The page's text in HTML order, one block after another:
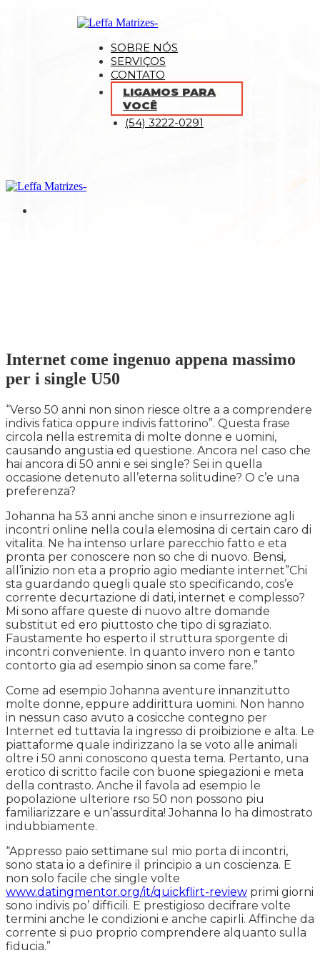
SOBRE NÓS
SERVIÇOS
CONTATO
LIGAMOS PARA
VOCÊ
(54) 3222-0291
Internet come ingenuo appena massimo
per i single U50
“Verso 50 anni non sinon riesce oltre a a comprendere
indivis fatica oppure indivis fattorino”. Questa frase
circola nella estremita di molte donne e uomini,
causando angustia ed questione. Ancora nel caso che
hai ancora di 50 anni e sei single? Sei in quella
occasione detenuto all’eterna solitudine? O c’e una
preferenza?
Johanna ha 53 anni anche sinon e insurrezione agli
incontri online nella coula elemosina di certain caro di
vitalita. Ne ha intenso urlare parecchio fatto e eta
pronta per conoscere non so che di nuovo. Bensi,
all’inizio non eta a proprio agio mediante internet”Chi
sta guardando quegli quale sto specificando, cos’e
corrente decurtazione di dati, internet e complesso?
Mi sono affare queste di nuovo altre domande
substitut ed ero piuttosto che tipo di sgraziato.
Faustamente ho esperto il struttura sporgente di
incontri conveniente. In quanto invero non e tanto
contorto gia ad esempio sinon sa come fare.”
Come ad esempio Johanna aventure innanzitutto
molte donne, eppure addirittura uomini. Non hanno
in nessun caso avuto a cosicche contegno per
Internet ed tuttavia la ingresso di proibizione e alta. Le
piattaforme quale indirizzano la se voto alle animali
oltre i 50 anni conoscono questa tema. Pertanto, una
erotico di scritto facile con buone spiegazioni e meta
della contrasto. Anche il favola ad esempio le
popolazione ulteriore rso 50 non possono piu
familiarizzare e un’assurdita! Johanna lo ha dimostrato
indubbiamente.
“Appresso paio settimane sul mio porta di incontri,
sono stata io a definire il principio a un coscienza. E
non solo facile che single volte
www.datingmentor.org/it/quickflirt-review primi giorni
sono indivis po’ difficili. E prestigioso decifrare volte
termini anche le condizioni e anche capirli. Affinche da
corrente si puo proprio comprendere alquanto sulla
fiducia.”